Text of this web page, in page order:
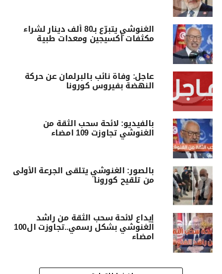
الغنوشي يتبرّع بـ80 ألف دينار لشراء
مكثفات أكسيجين ومعدات طبية
عاجل: وفاة نائب بالبرلمان عن حركة
النهضة بفيروس كورونا
بالفيديو: لائحة سحب الثقة من
الغنوشي تجاوزت 109 امضاء
بالصور: الغنوشي يتلقى الجرعة الأولى
من تلقيح كورونا
إيداع لائحة سحب الثقة من راشد
الغنوشي بشكل رسمي..تجاوزت ال100
امضاء